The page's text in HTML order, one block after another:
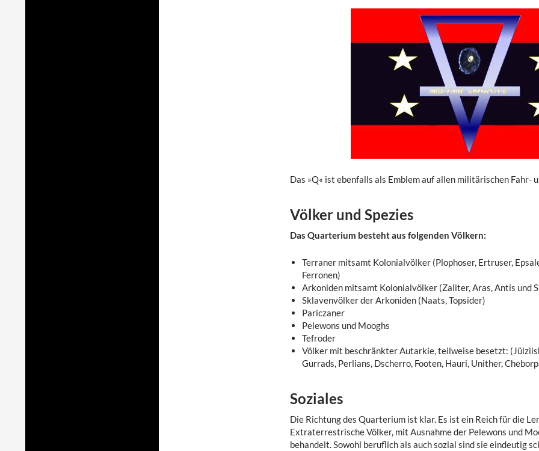
Das »Q« ist ebenfalls als Emblem auf allen militärischen Fahr-
Völker und Spezies
Das Quarterium besteht aus folgenden Völkern:
Terraner mitsamt Kolonialvölker (Plophoser, Ertruser,
Ferronen)
Arkoniden mitsamt Kolonialvölker (Zaliter, Aras, Antis und
Sklavenvölker der Arkoniden (Naats, Topsider)
Pariczaner
Pelewons und Mooghs
Tefroder
Völker mit beschränkter Autarkie, teilweise besetzt:
Gurrads, Perlians, Dscherro, Footen, Hauri, Unither,
Soziales
Die Richtung des Quarterium ist klar. Es ist ein Reich für die
Extraterrestrische Völker, mit Ausnahme der Pelewons und
behandelt. Sowohl beruflich als auch sozial sind sie eindeutig